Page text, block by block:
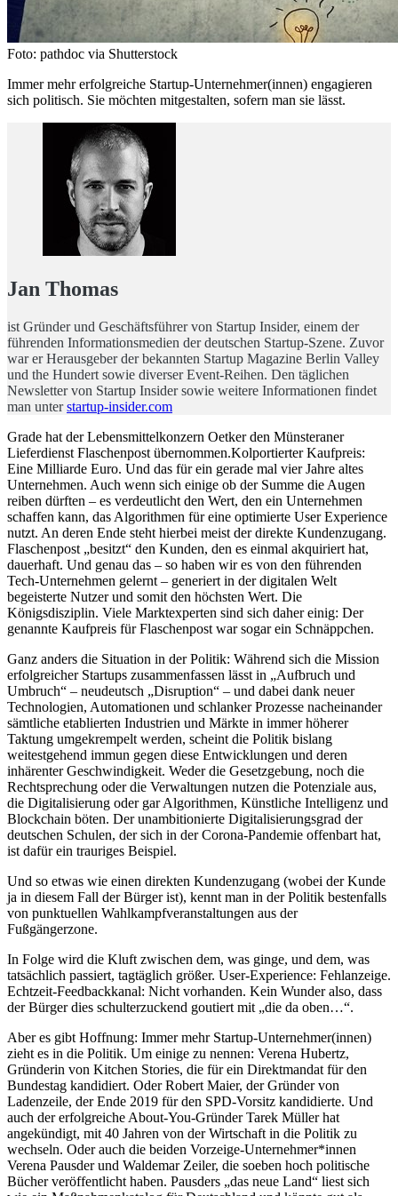
Foto: pathdoc via Shutterstock
Immer mehr erfolgreiche Startup-Unternehmer(innen) engagieren
sich politisch. Sie möchten mitgestalten, sofern man sie lässt.
Jan Thomas
ist Gründer und Geschäftsführer von Startup Insider, einem der
führenden Informationsmedien der deutschen Startup-Szene. Zuvor
war er Herausgeber der bekannten Startup Magazine Berlin Valley
und the Hundert sowie diverser Event-Reihen. Den täglichen
Newsletter von Startup Insider sowie weitere Informationen findet
man unterstartup-insider.com
Grade hat der Lebensmittelkonzern Oetker den Münsteraner
Lieferdienst Flaschenpost übernommen.Kolportierter Kaufpreis:
Eine Milliarde Euro. Und das für ein gerade mal vier Jahre altes
Unternehmen. Auch wenn sich einige ob der Summe die Augen
reiben dürften – es verdeutlicht den Wert, den ein Unternehmen
schaffen kann, das Algorithmen für eine optimierte User Experience
nutzt. An deren Ende steht hierbei meist der direkte Kundenzugang.
Flaschenpost „besitzt“ den Kunden, den es einmal akquiriert hat,
dauerhaft. Und genau das – so haben wir es von den führenden
Tech-Unternehmen gelernt – generiert in der digitalen Welt
begeisterte Nutzer und somit den höchsten Wert. Die
Königsdisziplin. Viele Marktexperten sind sich daher einig: Der
genannte Kaufpreis für Flaschenpost war sogar ein Schnäppchen.
Ganz anders die Situation in der Politik: Während sich die Mission
erfolgreicher Startups zusammenfassen lässt in „Aufbruch und
Umbruch“ – neudeutsch „Disruption“ – und dabei dank neuer
Technologien, Automationen und schlanker Prozesse nacheinander
sämtliche etablierten Industrien und Märkte in immer höherer
Taktung umgekrempelt werden, scheint die Politik bislang
weitestgehend immun gegen diese Entwicklungen und deren
inhärenter Geschwindigkeit. Weder die Gesetzgebung, noch die
Rechtsprechung oder die Verwaltungen nutzen die Potenziale aus,
die Digitalisierung oder gar Algorithmen, Künstliche Intelligenz und
Blockchain böten. Der unambitionierte Digitalisierungsgrad der
deutschen Schulen, der sich in der Corona-Pandemie offenbart hat,
ist dafür ein trauriges Beispiel.
Und so etwas wie einen direkten Kundenzugang (wobei der Kunde
ja in diesem Fall der Bürger ist), kennt man in der Politik bestenfalls
von punktuellen Wahlkampfveranstaltungen aus der
Fußgängerzone.
In Folge wird die Kluft zwischen dem, was ginge, und dem, was
tatsächlich passiert, tagtäglich größer. User-Experience: Fehlanzeige.
Echtzeit-Feedbackkanal: Nicht vorhanden. Kein Wunder also, dass
der Bürger dies schulterzuckend goutiert mit „die da oben…“.
Aber es gibt Hoffnung: Immer mehr Startup-Unternehmer(innen)
zieht es in die Politik. Um einige zu nennen: Verena Hubertz,
Gründerin von Kitchen Stories, die für ein Direktmandat für den
Bundestag kandidiert. Oder Robert Maier, der Gründer von
Ladenzeile, der Ende 2019 für den SPD-Vorsitz kandidierte. Und
auch der erfolgreiche About-You-Gründer Tarek Müller hat
angekündigt, mit 40 Jahren von der Wirtschaft in die Politik zu
wechseln. Oder auch die beiden Vorzeige-Unternehmer*innen
Verena Pausder und Waldemar Zeiler, die soeben hoch politische
Bücher veröffentlicht haben. Pausders „das neue Land“ liest sich